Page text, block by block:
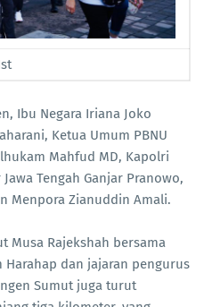
Ibu Negara Iriana Joko
Ketua Umum PBNU
Mahfud MD, Kapolri
Tengah Ganjar Pranowo,
Menpora Zianuddin Amali.
Musa Rajekshah bersama
Harahap dan jajaran pengurus
Sumut juga turut